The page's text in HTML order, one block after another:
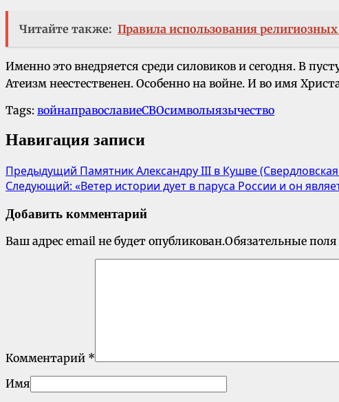
Читайте также: Правила использования
Именно это внедряется среди силовиков и сегодня. В
Атеизм неестественен. Особенно на войне. И во имя
Tags: войнаправославиеСВОсимволыязычество
Навигация записи
Предыдущий Памятник Александру III в Кушве
Следующий: «Ветер истории дует в паруса России и он
Добавить комментарий
Ваш адрес email не будет опубликован.Обязательные
Комментарий *
Имя